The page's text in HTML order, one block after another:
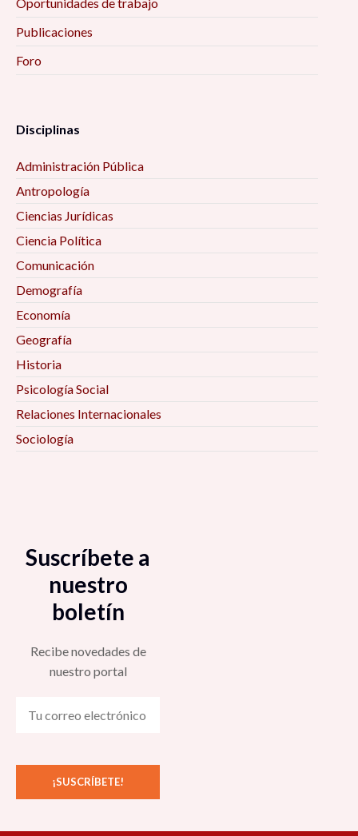
Publicaciones
Foro
Disciplinas
Administración Pública
Antropología
Ciencias Jurídicas
Ciencia Política
Comunicación
Demografía
Economía
Geografía
Historia
Psicología Social
Relaciones Internacionales
Sociología
Suscríbete a
nuestro
boletín
Recibe novedades de
nuestro portal